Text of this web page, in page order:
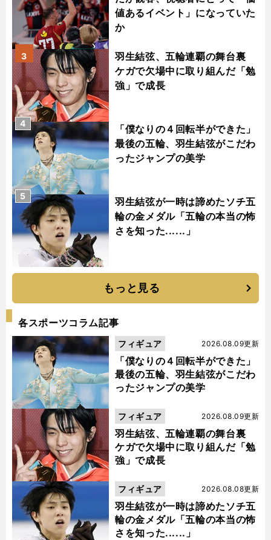
値あるイベント」になっていた
か
羽生結弦、五輪連覇の舞台裏
ケガで欠場中に取り組んだ「勉
強」で成長
3
「僕なりの４回転半ができた」
最後の五輪、羽生結弦がこだわ
ったジャンプの美学
4
羽生結弦が一時は諦めたソチ五
輪の金メダル「五輪の本当の怖
さを知った......」
5
もっと見る
各スポーツコラム記事
「僕なりの４回転半ができた」
最後の五輪、羽生結弦がこだわ
ったジャンプの美学
2026.08.09更新
フィギュア
羽生結弦、五輪連覇の舞台裏
ケガで欠場中に取り組んだ「勉
強」で成長
2026.08.09更新
フィギュア
羽生結弦が一時は諦めたソチ五
輪の金メダル「五輪の本当の怖
さを知った......」
2026.08.08更新
フィギュア